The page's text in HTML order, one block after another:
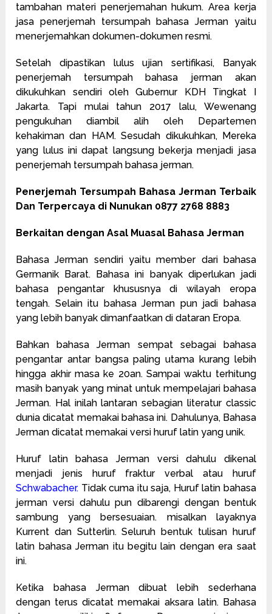
tambahan materi penerjemahan hukum. Area kerja
jasa penerjemah tersumpah bahasa Jerman yaitu
menerjemahkan dokumen-dokumen resmi.
Setelah dipastikan lulus ujian sertifikasi, Banyak
penerjemah tersumpah bahasa jerman akan
dikukuhkan sendiri oleh Gubernur KDH Tingkat I
Jakarta. Tapi mulai tahun 2017 lalu, Wewenang
pengukuhan diambil alih oleh Departemen
kehakiman dan HAM. Sesudah dikukuhkan, Mereka
yang lulus ini dapat langsung bekerja menjadi jasa
penerjemah tersumpah bahasa jerman.
Penerjemah Tersumpah Bahasa Jerman Terbaik
Dan Terpercaya di Nunukan 0877 2768 8883
Berkaitan dengan Asal Muasal Bahasa Jerman
Bahasa Jerman sendiri yaitu member dari bahasa
Germanik Barat. Bahasa ini banyak diperlukan jadi
bahasa pengantar khususnya di wilayah eropa
tengah. Selain itu bahasa Jerman pun jadi bahasa
yang lebih banyak dimanfaatkan di dataran Eropa.
Bahkan bahasa Jerman sempat sebagai bahasa
pengantar antar bangsa paling utama kurang lebih
hingga akhir masa ke 20an. Sampai waktu terhitung
masih banyak yang minat untuk mempelajari bahasa
Jerman. Hal inilah lantaran sebagian literatur classic
dunia dicatat memakai bahasa ini. Dahulunya, Bahasa
Jerman dicatat memakai versi huruf latin yang unik.
Huruf latin bahasa Jerman versi dahulu dikenal
menjadi jenis huruf fraktur verbal atau huruf
Schwabacher. Tidak cuma itu saja, Huruf latin bahasa
jerman versi dahulu pun dibarengi dengan bentuk
sambung yang bersesuaian. misalkan layaknya
Kurrent dan Sutterlin. Seluruh bentuk tulisan huruf
latin bahasa Jerman itu begitu lain dengan era saat
ini.
Ketika bahasa Jerman dibuat lebih sederhana
dengan terus dicatat memakai aksara latin. Bahasa